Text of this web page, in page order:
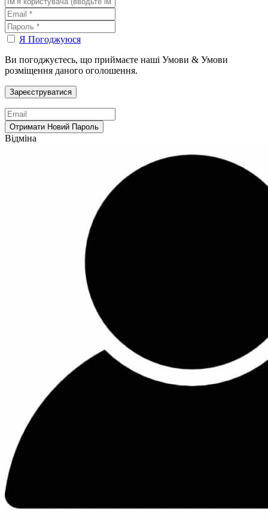
Я Погоджуюся
Ви погоджуєтесь, що приймаєте наші Умови & Умови
розміщення даного оголошення.
Відміна